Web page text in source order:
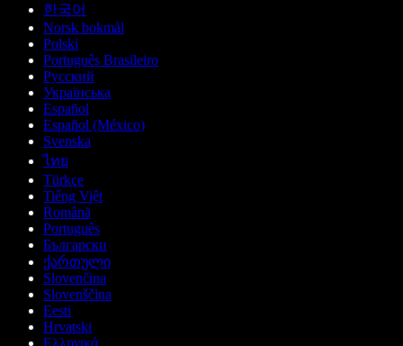
한국어
Norsk bokmål
Polski
Português Brasileiro
Русский
Українська
Español
Español (México)
Svenska
ไทย
Türkçe
Tiếng Việt
Română
Português
Български
ქართული
Slovenčina
Slovenščina
Eesti
Hrvatski